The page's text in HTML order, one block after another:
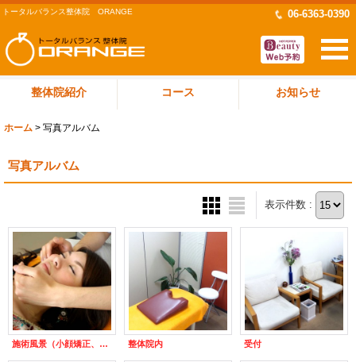
トータルバランス整体院 ORANGE 06-6363-0390
整体院紹介 コース お知らせ
ホーム > 写真アルバム
写真アルバム
表示件数 :
施術風景（小顔矯正、顎関節矯正） 整体院内 受付